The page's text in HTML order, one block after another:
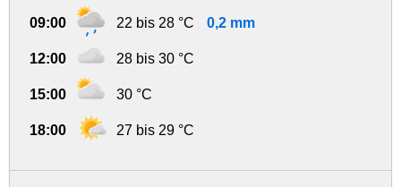
09:00 22 bis 28 °C 0,2 mm
12:00 28 bis 30 °C
15:00 30 °C
18:00 27 bis 29 °C